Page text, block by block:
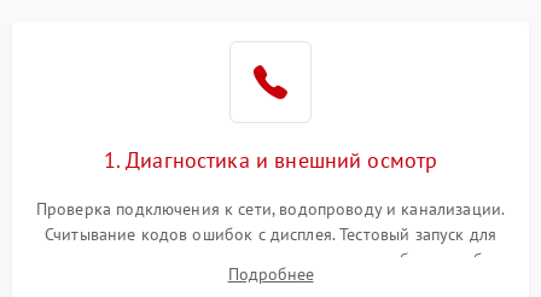
1. Диагностика и внешний осмотр
Проверка подключения к сети, водопроводу и канализации.
Считывание кодов ошибок с дисплея. Тестовый запуск для
выявления посторонних шумов, протечек или сбоев в работе
электронного модуля управления.
Подробнее